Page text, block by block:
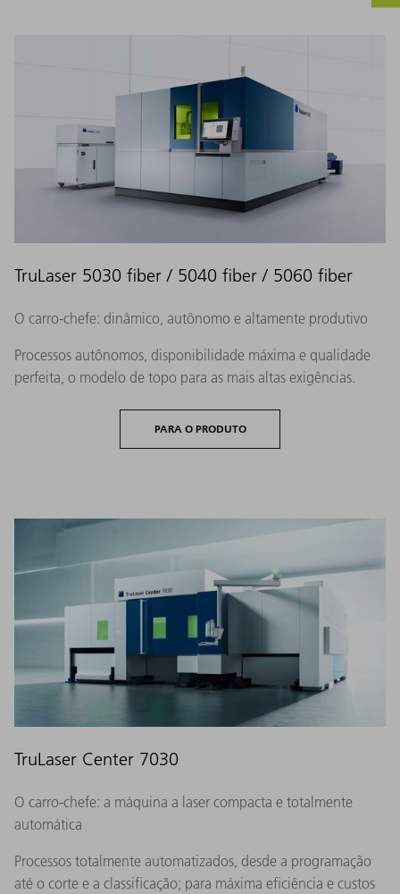
TruLaser 5030 fiber / 5040 fiber / 5060 fiber
O carro-chefe: dinâmico, autônomo e altamente produtivo
Processos autônomos, disponibilidade máxima e qualidade
perfeita, o modelo de topo para as mais altas exigências.
PARA O PRODUTO
TruLaser Center 7030
O carro-chefe: a máquina a laser compacta e totalmente
automática
Processos totalmente automatizados, desde a programação
até o corte e a classificação; para máxima eficiência e custos